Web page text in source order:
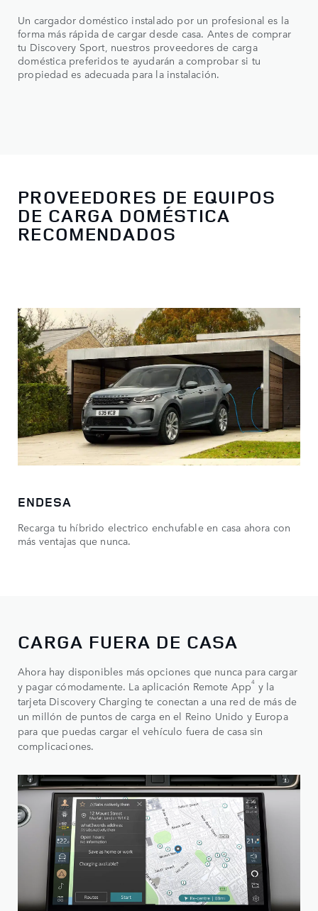
Un cargador doméstico instalado por un profesional es la
forma más rápida de cargar desde casa. Antes de comprar
tu Discovery Sport, nuestros proveedores de carga
doméstica preferidos te ayudarán a comprobar si tu
propiedad es adecuada para la instalación.
PROVEEDORES DE EQUIPOS
DE CARGA DOMÉSTICA
RECOMENDADOS
ENDESA
Recarga tu híbrido electrico enchufable en casa ahora con
más ventajas que nunca.
CARGA FUERA DE CASA
Ahora hay disponibles más opciones que nunca para cargar
y pagar cómodamente. La aplicación Remote App4 y la
tarjeta Discovery Charging te conectan a una red de más de
un millón de puntos de carga en el Reino Unido y Europa
para que puedas cargar el vehículo fuera de casa sin
complicaciones.